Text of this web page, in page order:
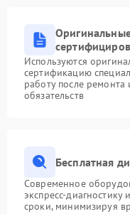
Используются
сертификацию
работу после
обязательств
Бесплатная
Современное
экспресс-
сроки, минимизируя